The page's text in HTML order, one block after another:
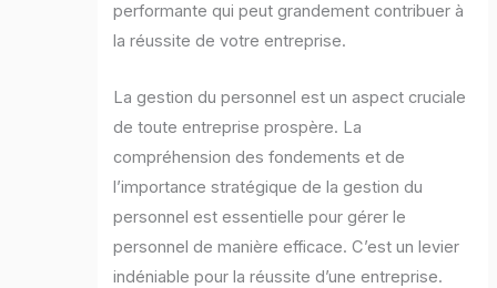
performante qui peut grandement contribuer à
la réussite de votre entreprise.
La gestion du personnel est un aspect cruciale
de toute entreprise prospère. La
compréhension des fondements et de
l’importance stratégique de la gestion du
personnel est essentielle pour gérer le
personnel de manière efficace. C’est un levier
indéniable pour la réussite d’une entreprise.